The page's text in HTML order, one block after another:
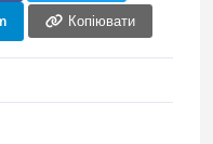
Копіювати